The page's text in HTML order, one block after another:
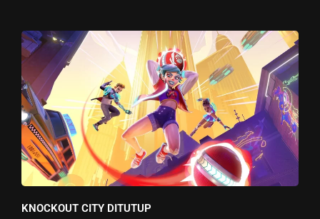
KNOCKOUT CITY DITUTUP